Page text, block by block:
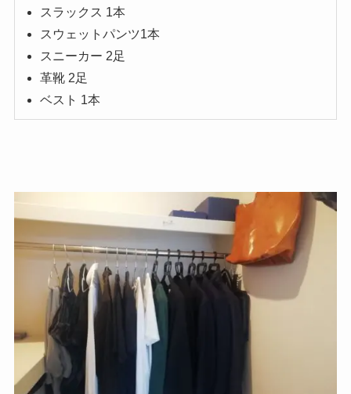
スラックス 1本
スウェットパンツ1本
スニーカー 2足
革靴 2足
ベスト 1本